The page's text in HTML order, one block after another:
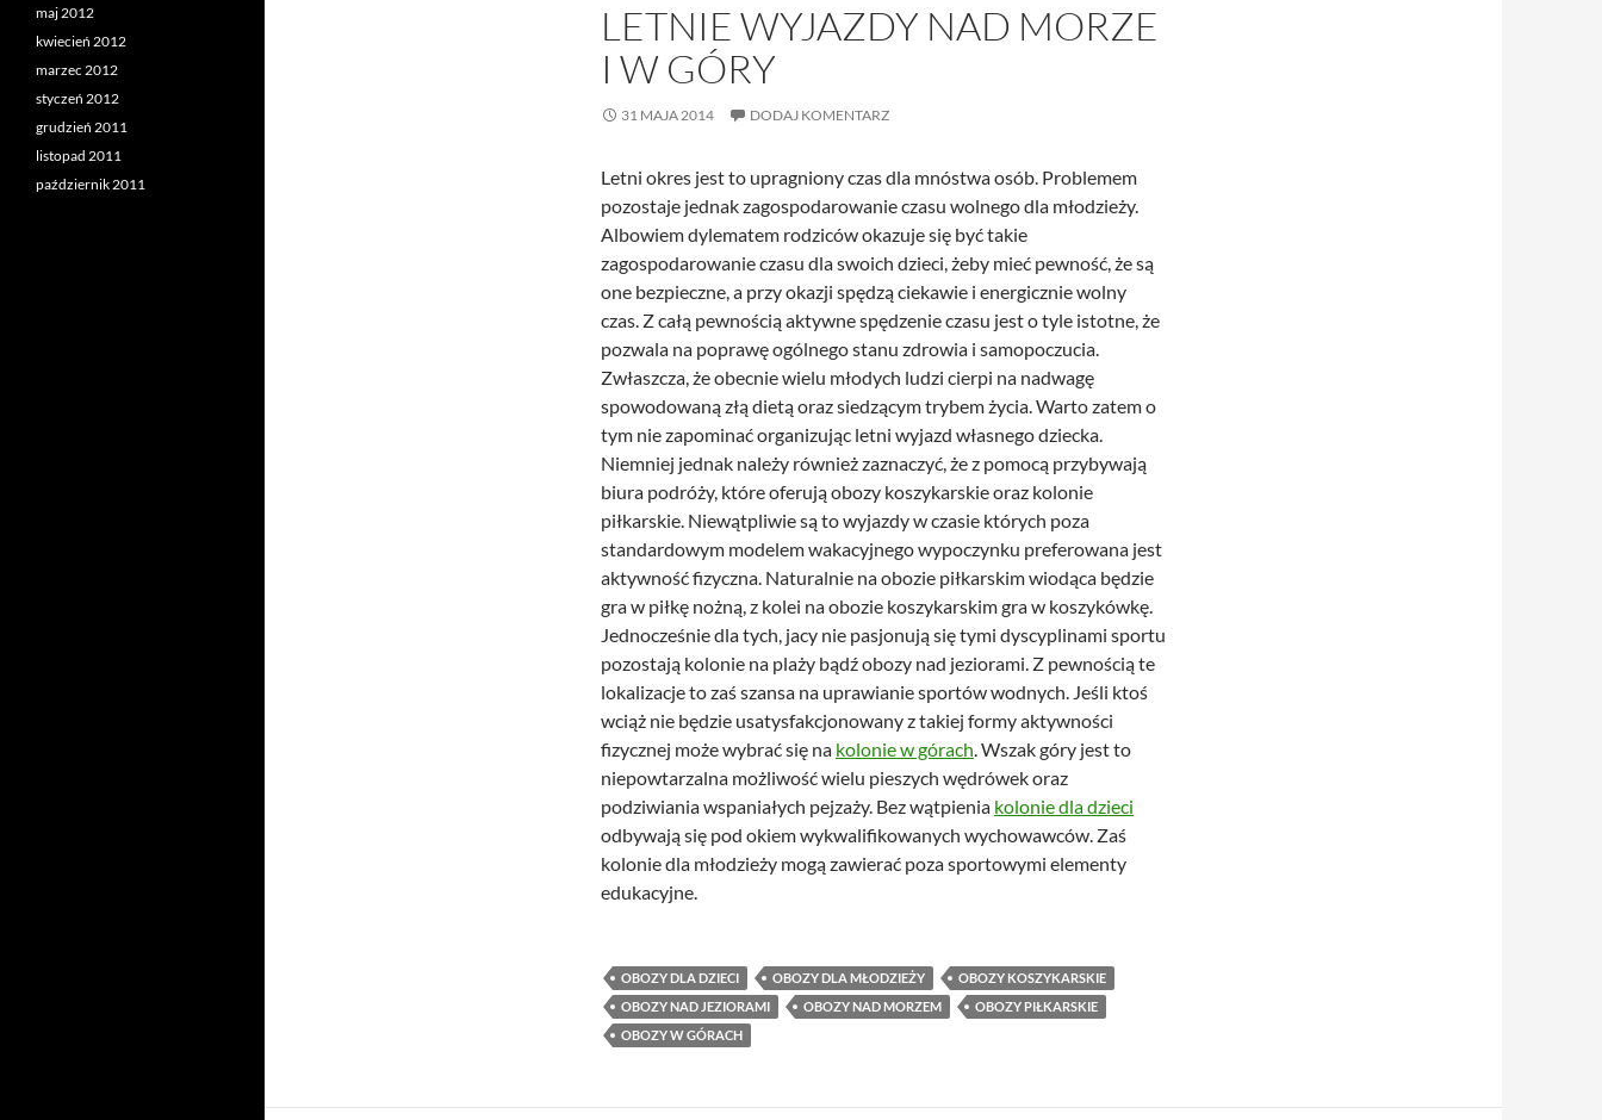
LETNIE WYJAZDY NAD MORZE
I W GÓRY
31 MAJA 2014 DODAJ KOMENTARZ
Letni okres jest to upragniony czas dla mnóstwa osób. Problemem
pozostaje jednak zagospodarowanie czasu wolnego dla młodzieży.
Albowiem dylematem rodziców okazuje się być takie
zagospodarowanie czasu dla swoich dzieci, żeby mieć pewność, że są
one bezpieczne, a przy okazji spędzą ciekawie i energicznie wolny
czas. Z całą pewnością aktywne spędzenie czasu jest o tyle istotne, że
pozwala na poprawę ogólnego stanu zdrowia i samopoczucia.
Zwłaszcza, że obecnie wielu młodych ludzi cierpi na nadwagę
spowodowaną złą dietą oraz siedzącym trybem życia. Warto zatem o
tym nie zapominać organizując letni wyjazd własnego dziecka.
Niemniej jednak należy również zaznaczyć, że z pomocą przybywają
biura podróży, które oferują obozy koszykarskie oraz kolonie
piłkarskie. Niewątpliwie są to wyjazdy w czasie których poza
standardowym modelem wakacyjnego wypoczynku preferowana jest
aktywność fizyczna. Naturalnie na obozie piłkarskim wiodąca będzie
gra w piłkę nożną, z kolei na obozie koszykarskim gra w koszykówkę.
Jednocześnie dla tych, jacy nie pasjonują się tymi dyscyplinami sportu
pozostają kolonie na plaży bądź obozy nad jeziorami. Z pewnością te
lokalizacje to zaś szansa na uprawianie sportów wodnych. Jeśli ktoś
wciąż nie będzie usatysfakcjonowany z takiej formy aktywności
fizycznej może wybrać się na kolonie w górach. Wszak góry jest to
niepowtarzalna możliwość wielu pieszych wędrówek oraz
podziwiania wspaniałych pejzaży. Bez wątpienia kolonie dla dzieci
odbywają się pod okiem wykwalifikowanych wychowawców. Zaś
kolonie dla młodzieży mogą zawierać poza sportowymi elementy
edukacyjne.
OBOZY DLA DZIECI OBOZY DLA MŁODZIEŻY
OBOZY KOSZYKARSKIE
OBOZY NAD JEZIORAMI
OBOZY NAD MORZEM
OBOZY PIŁKARSKIE
OBOZY W GÓRACH
maj 2012
kwiecień 2012
marzec 2012
styczeń 2012
grudzień 2011
listopad 2011
październik 2011